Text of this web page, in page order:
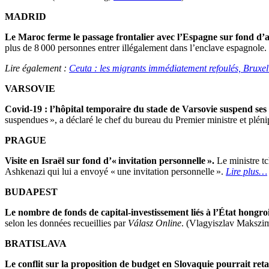
MADRID
Le Maroc ferme le passage frontalier avec l’Espagne sur fond
plus de 8 000 personnes entrer illégalement dans l’enclave espagnole.
Lire également : Ceuta : les migrants immédiatement refoulés,
VARSOVIE
Covid-19 : l’hôpital temporaire du stade de Varsovie suspend ses
suspendues », a déclaré le chef du bureau du Premier ministre et
PRAGUE
Visite en Israël sur fond d’« invitation personnelle ». Le ministre
Ashkenazi qui lui a envoyé « une invitation personnelle ». Lire plus…
BUDAPEST
Le nombre de fonds de capital-investissement liés à l’État
selon les données recueillies par Válasz Online. (Vlagyiszlav
BRATISLAVA
Le conflit sur la proposition de budget en Slovaquie pourrait